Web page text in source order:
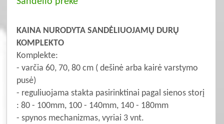
KAINA NURODYTA SANDĖLIUOJAMŲ DURŲ
KOMPLEKTO
Komplekte:
- varčia 60, 70, 80 cm ( dešinė arba kairė varstymo
pusė)
- reguliuojama stakta pasirinktinai pagal sienos storį
: 80 - 100mm, 100 - 140mm, 140 - 180mm
- spynos mechanizmas, vyriai 3 vnt.